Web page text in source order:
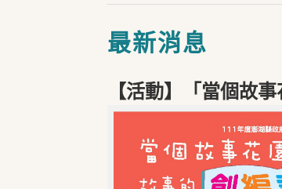
最新消息
【活動】「當個故